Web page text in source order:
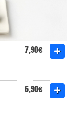
7,90€
6,90€